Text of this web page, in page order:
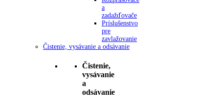
a
zadažďovače
Príslušenstvo
pre
zavlažovanie
Čistenie, vysávanie a odsávanie
Čistenie,
vysávanie
a
odsávanie